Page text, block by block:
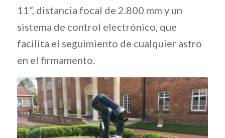
11”, distancia focal de 2.800 mm y un
sistema de control electrónico, que
facilita el seguimiento de cualquier astro
en el firmamento.